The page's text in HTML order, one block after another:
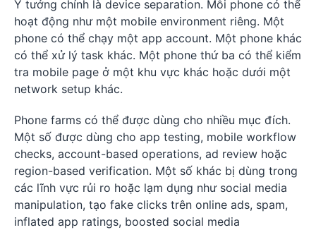
Ý tưởng chính là device separation. Mỗi phone có thể
hoạt động như một mobile environment riêng. Một
phone có thể chạy một app account. Một phone khác
có thể xử lý task khác. Một phone thứ ba có thể kiểm
tra mobile page ở một khu vực khác hoặc dưới một
network setup khác.
Phone farms có thể được dùng cho nhiều mục đích.
Một số được dùng cho app testing, mobile workflow
checks, account-based operations, ad review hoặc
region-based verification. Một số khác bị dùng trong
các lĩnh vực rủi ro hoặc lạm dụng như social media
manipulation, tạo fake clicks trên online ads, spam,
inflated app ratings, boosted social media